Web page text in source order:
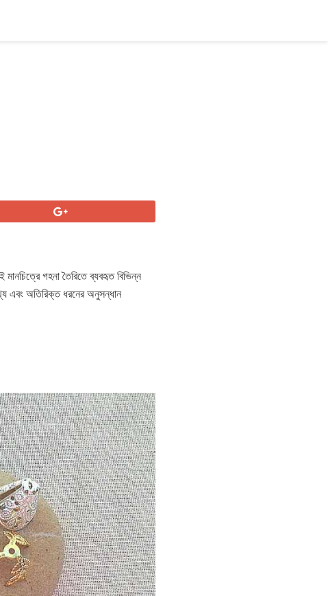
গহনা তৈরিতে ব্যবহৃত বিভিন্ন
এবং অতিরিক্ত ধরনের অনুসন্ধান